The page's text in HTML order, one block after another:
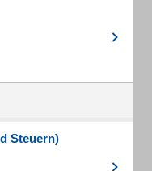
Steuern)